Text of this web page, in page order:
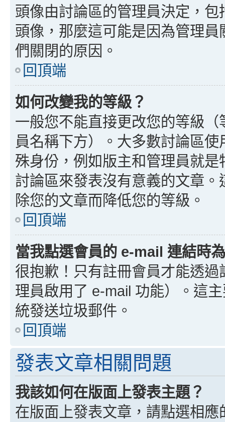
頭像由討論區的管理員決定，
頭像，那麼這可能是因為管理
們關閉的原因。
回頂端
如何改變我的等級？
一般您不能直接更改您的等級
員名稱下方）。大多數討論區
殊身份，例如版主和管理員就
討論區來發表沒有意義的文章
除您的文章而降低您的等級。
回頂端
當我點選會員的 e-mail 連結時
很抱歉！只有註冊會員才能透
理員啟用了 e-mail 功能）。這
統發送垃圾郵件。
回頂端
發表文章相關問題
我該如何在版面上發表主題？
在版面上發表文章，請點選相